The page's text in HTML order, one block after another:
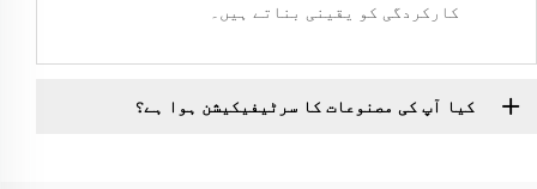
کارکردگی کو یقینی بناتے ہیں۔
کیا آپ کی مصنوعات کا سرٹیفیکیشن ہوا ہے؟